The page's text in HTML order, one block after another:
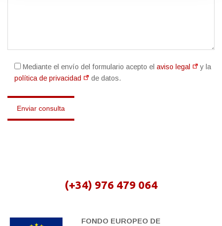
Mediante el envío del formulario acepto elaviso legal
y la
política de privacidad
de datos.
(+34) 976 479 064
FONDO EUROPEO DE